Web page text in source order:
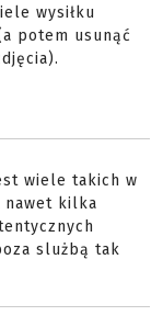
wysiłku
potem usunąć
wiele takich w
nawet kilka
slużbą tak